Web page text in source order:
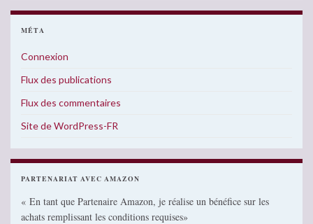
MÉTA
Connexion
Flux des publications
Flux des commentaires
Site de WordPress-FR
PARTENARIAT AVEC AMAZON
« En tant que Partenaire Amazon, je réalise un bénéfice sur les
achats remplissant les conditions requises»